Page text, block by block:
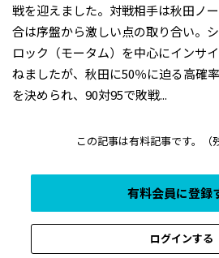
戦を迎えました。対戦相手は秋田ノ
合は序盤から激しい点の取り合い。
ロック（モータム）を中心にインサ
ねましたが、秋田に50％に迫る高確
を決められ、90対95で敗戦...
この記事は有料記事です。
有料会員に登録
ログインする